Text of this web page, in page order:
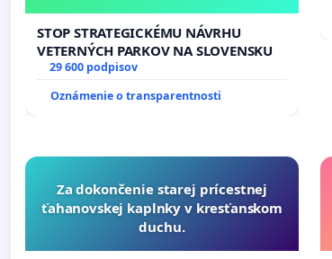
STOP STRATEGICKÉMU NÁVRHU
VETERNÝCH PARKOV NA SLOVENSKU
29 600 podpisov
Oznámenie o transparentnosti
Za dokončenie starej prícestnej
ťahanovskej kaplnky v kresťanskom
duchu.